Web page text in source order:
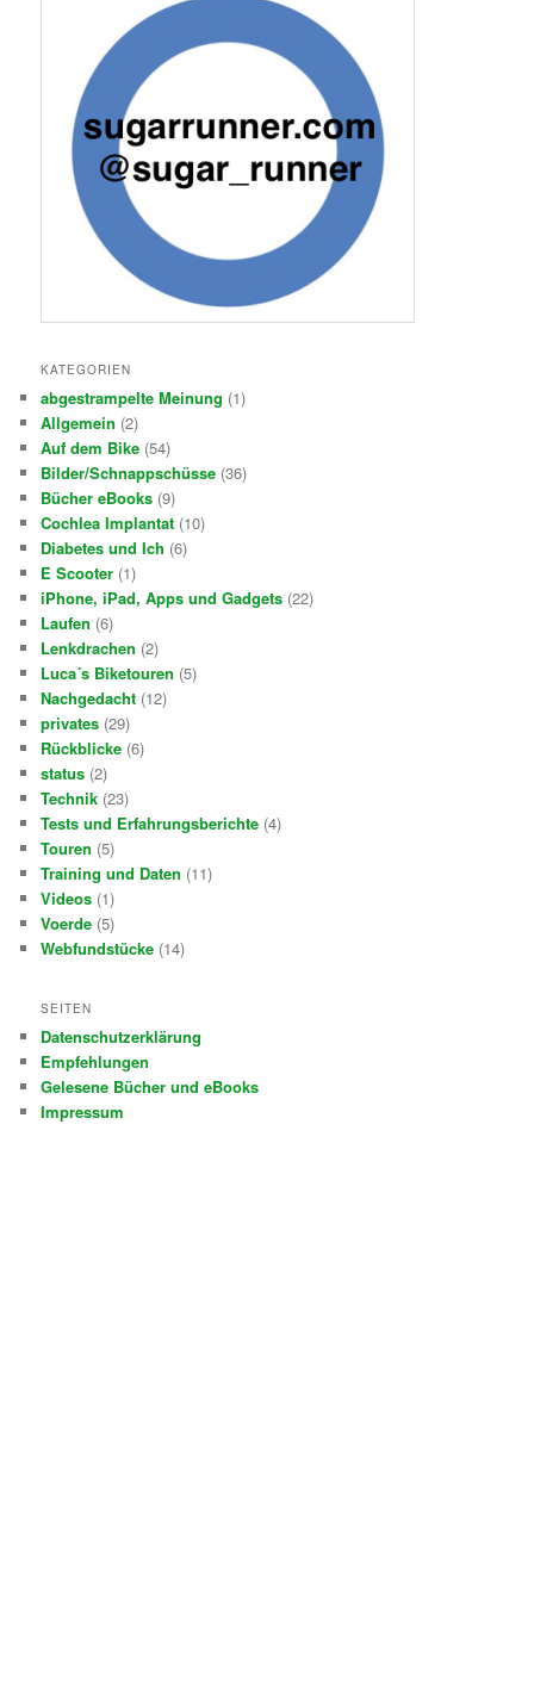
KATEGORIEN
abgestrampelte Meinung (1)
Allgemein (2)
Auf dem Bike (54)
Bilder/Schnappschüsse (36)
Bücher eBooks (9)
Cochlea Implantat (10)
Diabetes und Ich (6)
E Scooter (1)
iPhone, iPad, Apps und Gadgets (22)
Laufen (6)
Lenkdrachen (2)
Luca´s Biketouren (5)
Nachgedacht (12)
privates (29)
Rückblicke (6)
status (2)
Technik (23)
Tests und Erfahrungsberichte (4)
Touren (5)
Training und Daten (11)
Videos (1)
Voerde (5)
Webfundstücke (14)
SEITEN
Datenschutzerklärung
Empfehlungen
Gelesene Bücher und eBooks
Impressum